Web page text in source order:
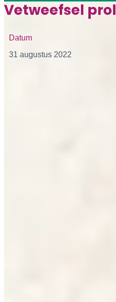
Vetweefsel
Datum
31 augustus 2022